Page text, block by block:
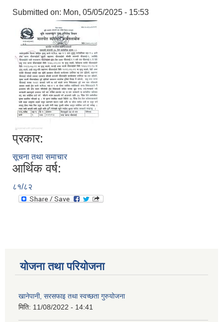
Submitted on: Mon, 05/05/2025 - 15:53
प्रकार:
सूचना तथा समाचार
आर्थिक वर्ष:
८१/८२
योजना तथा परियोजना
खानेपानी, सरसफाइ तथा स्वच्छता गुरुयोजना
मिति: 11/08/2022 - 14:41